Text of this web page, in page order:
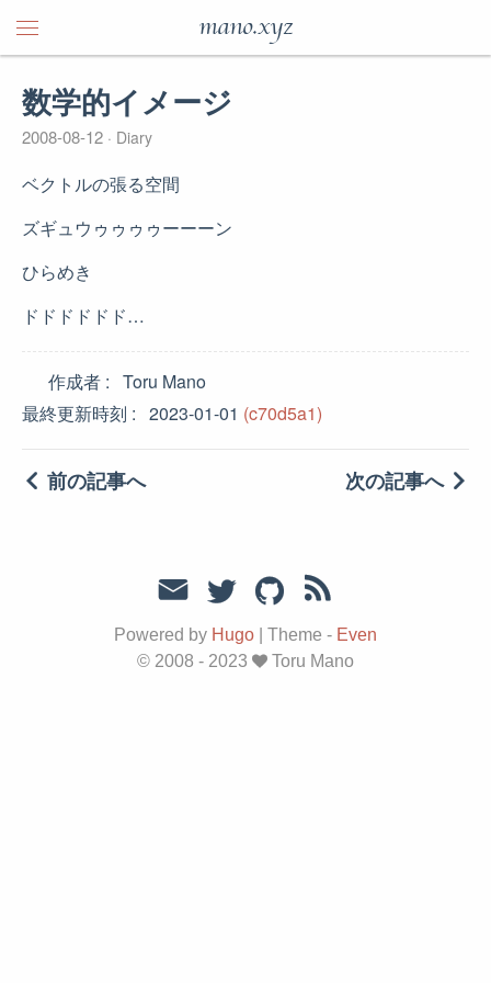
mano.xyz
数学的イメージ
2008-08-12 Diary
ベクトルの張る空間
ズギュウゥゥゥゥーーーン
ひらめき
ドドドドドド…
作成者
Toru Mano
最終更新時刻
2023-01-01 (c70d5a1)
前の記事へ 次の記事へ
Powered by Hugo Theme - Even
© 2008 - 2023
Toru Mano